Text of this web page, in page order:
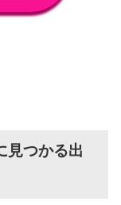
見つかる出